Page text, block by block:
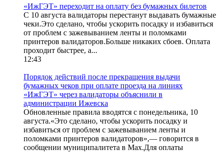
«ИжГЭТ» переходит на оплату без бумажных билетов
С 10 августа валидаторы перестанут выдавать бумажные
чеки.Это сделано, чтобы ускорить посадку и избавиться
от проблем с зажевыванием ленты и поломками
принтеров валидаторов.Больше никаких сбоев. Оплата
проходит быстрее, а...
12:43
Порядок действий после прекращения выдачи
бумажных чеков при оплате проезда на линиях
«ИжГЭТ» через валидаторы объяснили в
администрации Ижевска
Обновленные правила вводятся с понедельника, 10
августа.«Это сделано, чтобы ускорить посадку и
избавиться от проблем с зажевыванием ленты и
поломками принтеров валидаторов»,— говорится в
сообщении муниципалитета в Max.Для оплаты